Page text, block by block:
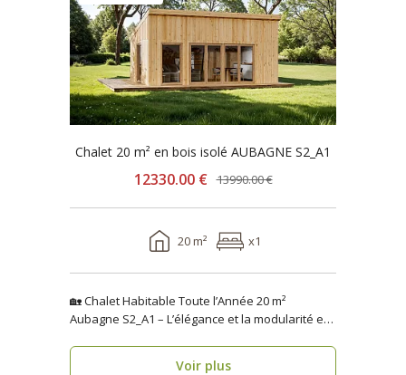
Chalet 20 m² en bois isolé AUBAGNE S2_A1
12330.00 € 13990.00 €
20 m² x1
🏡 Chalet Habitable Toute l’Année 20 m²
Aubagne S2_A1 – L’élégance et la modularité en
Voir plus